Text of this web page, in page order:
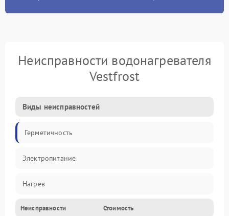
Неисправности водонагревателя
Vestfrost
Виды неисправностей
Герметичность
Электропитание
Нагрев
Датчики
Неисправности Стоимость